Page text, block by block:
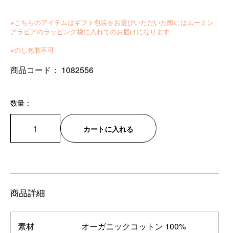
※こちらのアイテムはギフト包装をお選びいただいた際にはムーミン
アラビアのラッピング袋に入れてのお届けになります
※のし包装不可
商品コード： 1082556
数量：
カートに入れる
商品詳細
素材
オーガニックコットン 100%